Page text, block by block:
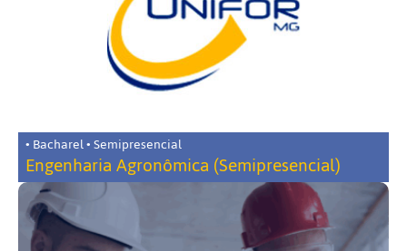
• Bacharel • Semipresencial
Engenharia Agronômica (Semipresencial)